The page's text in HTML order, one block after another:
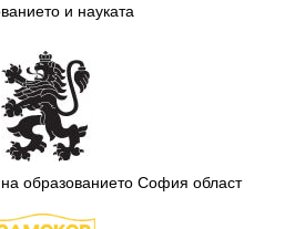
и науката
образованието София област